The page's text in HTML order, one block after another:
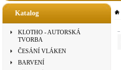
Katalog
KLOTHO - AUTORSKÁ
TVORBA
ČESÁNÍ VLÁKEN
BARVENÍ